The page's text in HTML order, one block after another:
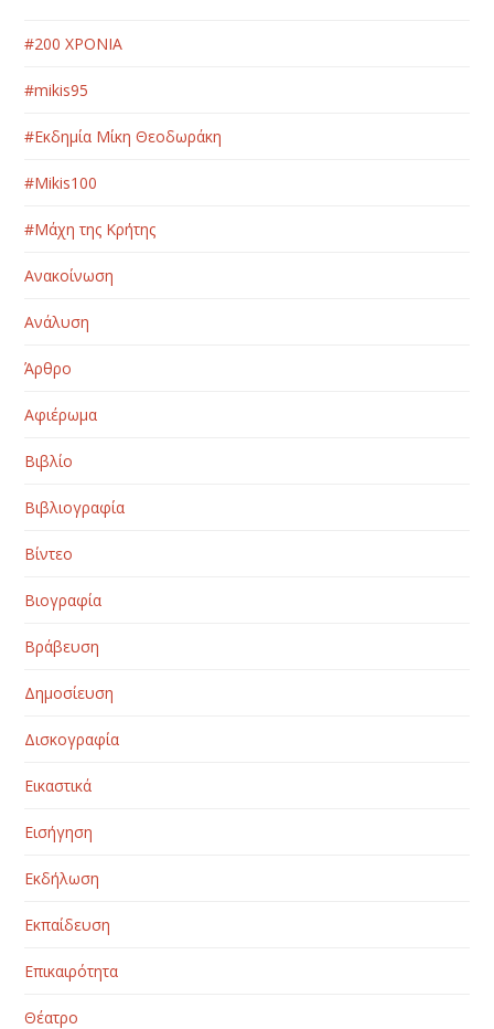
#200 ΧΡΟΝΙΑ
#mikis95
#Εκδημία Μίκη Θεοδωράκη
#Μikis100
#Μάχη της Κρήτης
Ανακοίνωση
Ανάλυση
Άρθρο
Αφιέρωμα
Βιβλίο
Βιβλιογραφία
Βίντεο
Βιογραφία
Βράβευση
Δημοσίευση
Δισκογραφία
Εικαστικά
Εισήγηση
Εκδήλωση
Εκπαίδευση
Επικαιρότητα
Θέατρο